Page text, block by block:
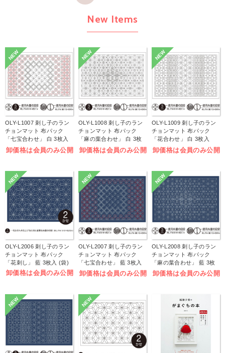
New Items
NEW
OLY-L1007 刺し子のラン
チョンマット 布パック
「七宝合わせ」 白 3枚入
(袋)
卸価格は会員のみ公開
NEW
OLY-L1008 刺し子のラン
チョンマット 布パック
「麻の葉合わせ」 白 3枚
入 (袋)
卸価格は会員のみ公開
NEW
OLY-L1009 刺し子のラン
チョンマット 布パック
「花合わせ」 白 3枚入
(袋)
卸価格は会員のみ公開
NEW
OLY-L2006 刺し子のラン
チョンマット 布パック
「花刺し」 藍 3枚入 (袋)
卸価格は会員のみ公開
NEW
OLY-L2007 刺し子のラン
チョンマット 布パック
「七宝合わせ」 藍 3枚入
(袋)
卸価格は会員のみ公開
NEW
OLY-L2008 刺し子のラン
チョンマット 布パック
「麻の葉合わせ」 藍 3枚
入 (袋)
卸価格は会員のみ公開
NEW NEW